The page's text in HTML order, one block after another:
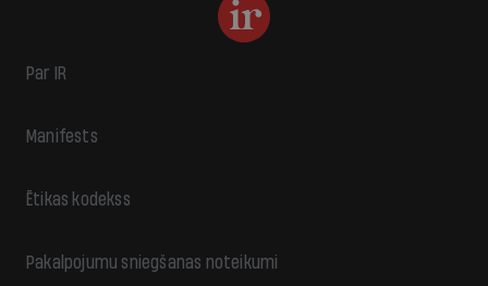
Par IR
Manifests
Ētikas kodekss
Pakalpojumu sniegšanas noteikumi